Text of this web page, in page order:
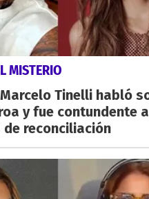
MISTERIO
Tinelli habló
y fue contundente
reconciliación